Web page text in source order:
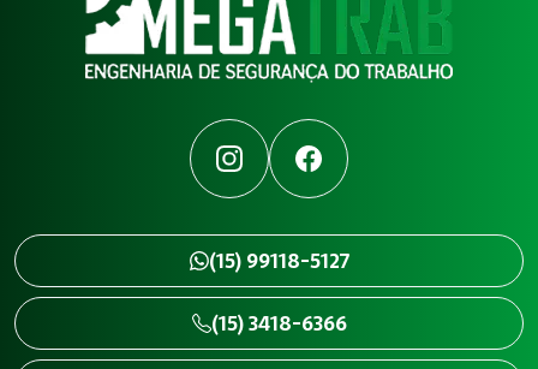
InstagramFacebook
(15) 99118-5127
(15) 3418-6366